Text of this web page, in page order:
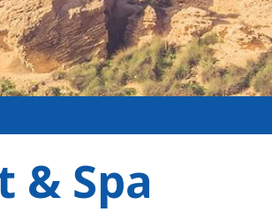
& Spa